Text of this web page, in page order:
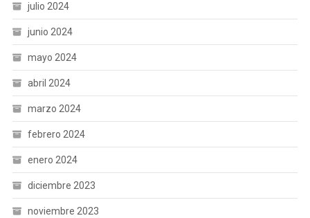
julio 2024
junio 2024
mayo 2024
abril 2024
marzo 2024
febrero 2024
enero 2024
diciembre 2023
noviembre 2023